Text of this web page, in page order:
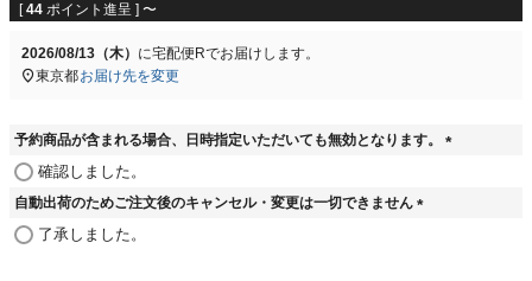
[ 44 ポイント進呈 ] 〜
2026/08/13（木） に宅配便Rでお届けします。
東京都お届け先を変更
予約商品が含まれる場合、日時指定いただいても無効となります。
確認しました。
自動出荷のためご注文後のキャンセル・変更は一切できません
了承しました。